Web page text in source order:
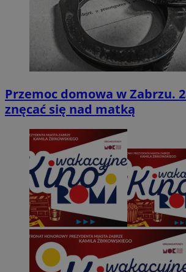
Przemoc domowa w Zabrzu.
znęcać się nad matką